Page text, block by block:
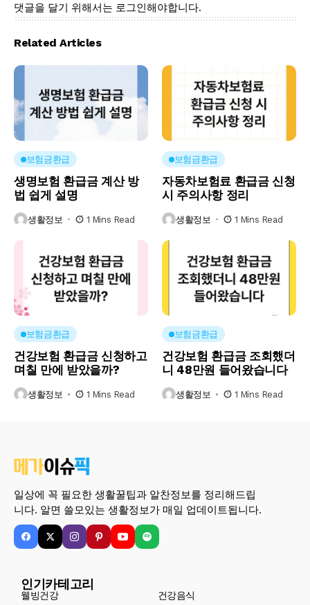
댓글을 달기 위해서는 로그인해야합니다.
Related Articles
보험금환급
생명보험 환급금 계산 방
법 쉽게 설명
생활정보 1 Mins Read
보험금환급
자동차보험료 환급금 신청
시 주의사항 정리
생활정보 1 Mins Read
보험금환급
건강보험 환급금 신청하고
며칠 만에 받았을까?
생활정보 1 Mins Read
보험금환급
건강보험 환급금 조회했더
니 48만원 들어왔습니다
생활정보 1 Mins Read
일상에 꼭 필요한 생활꿀팁과 알찬정보를 정리해드립
니다. 알면 쓸모있는 생활정보가 매일 업데이트됩니다.
인기카테고리
웰빙건강 건강음식